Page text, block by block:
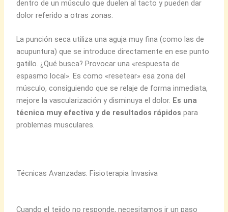
dentro de un músculo que duelen al tacto y pueden dar
dolor referido a otras zonas.
La punción seca utiliza una aguja muy fina (como las de
acupuntura) que se introduce directamente en ese punto
gatillo. ¿Qué busca? Provocar una «respuesta de
espasmo local». Es como «resetear» esa zona del
músculo, consiguiendo que se relaje de forma inmediata,
mejore la vascularización y disminuya el dolor. Es una
técnica muy efectiva y de resultados rápidos para
problemas musculares.
Técnicas Avanzadas: Fisioterapia Invasiva
Cuando el tejido no responde, necesitamos ir un paso